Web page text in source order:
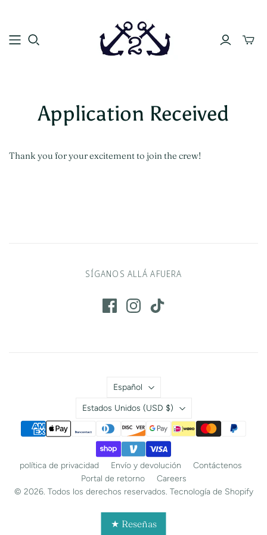
Application Received
Thank you for your excitement to join the crew!
SÍGANOS ALLÁ AFUERA
Idioma
Español
País
Estados Unidos (USD $)
política de privacidad Envío y devolución
Contáctenos
Portal de retorno
Careers
© 2026. Todos los derechos reservados. Tecnología de Shopify
★ Reseñas